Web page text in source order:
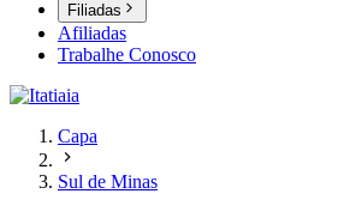
Filiadas
Afiliadas
Trabalhe Conosco
Capa
Sul de Minas